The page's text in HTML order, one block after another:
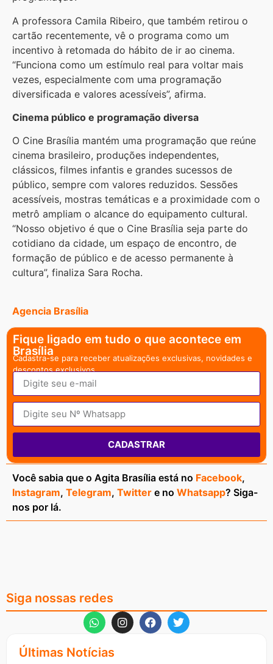
A professora Camila Ribeiro, que também retirou o
cartão recentemente, vê o programa como um
incentivo à retomada do hábito de ir ao cinema.
“Funciona como um estímulo real para voltar mais
vezes, especialmente com uma programação
diversificada e valores acessíveis”, afirma.
Cinema público e programação diversa
O Cine Brasília mantém uma programação que reúne
cinema brasileiro, produções independentes,
clássicos, filmes infantis e grandes sucessos de
público, sempre com valores reduzidos. Sessões
acessíveis, mostras temáticas e a proximidade com o
metrô ampliam o alcance do equipamento cultural.
“Nosso objetivo é que o Cine Brasília seja parte do
cotidiano da cidade, um espaço de encontro, de
formação de público e de acesso permanente à
cultura”, finaliza Sara Rocha.
Agencia Brasília
Fique ligado em tudo o que acontece em
Brasília
Cadastra-se para receber atualizações exclusivas, novidades e
descontos exclusivos.
CADASTRAR
Você sabia que o Agita Brasília está no Facebook,
Instagram, Telegram, Twitter e no Whatsapp? Siga-
nos por lá.
Siga nossas redes
Últimas Notícias